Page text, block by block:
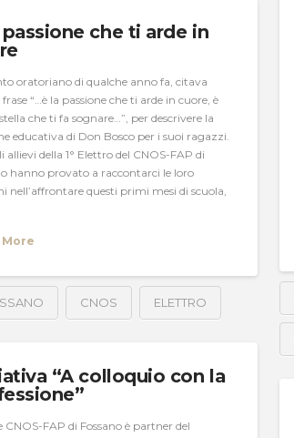
passione che ti arde in
oratoriano di qualche anno fa, citava
“…è la passione che ti arde in cuore, è
che ti fa sognare…”, per descrivere la
educativa di Don Bosco per i suoi ragazzi.
allievi della 1° Elettro del CNOS-FAP di
hanno provato a raccontarci le loro
nell’affrontare questi primi mesi di scuola,
More
CNOS ELETTRO
“A colloquio con la
CNOS-FAP di Fossano è partner del